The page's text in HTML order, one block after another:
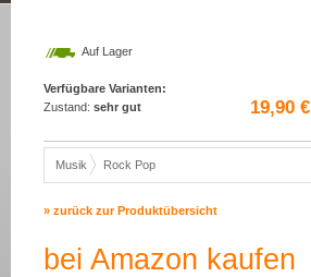
Auf Lager
Verfügbare Varianten:
Zustand: sehr gut 19,90 €
Musik Rock Pop
» zurück zur Produktübersicht
bei Amazon kaufen